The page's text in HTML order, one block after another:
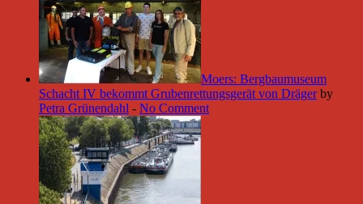
Moers: Bergbaumuseum
Schacht IV bekommt Grubenrettungsgerät von Dräger by
Petra Grünendahl - No Comment